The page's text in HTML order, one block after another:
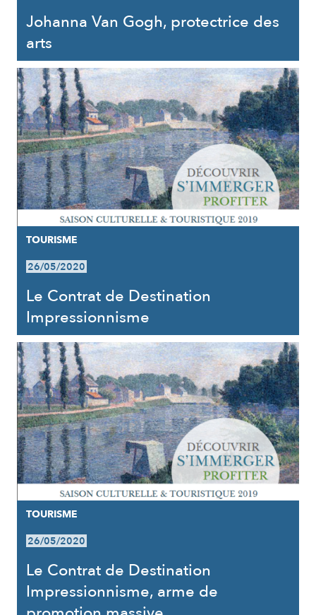
Johanna Van Gogh, protectrice des
arts
TOURISME
26/05/2020
Le Contrat de Destination
Impressionnisme
TOURISME
26/05/2020
Le Contrat de Destination
Impressionnisme, arme de